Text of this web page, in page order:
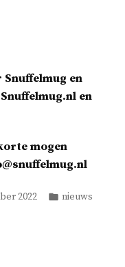
en
en
mogen
2022
Geplaatst
nieuws